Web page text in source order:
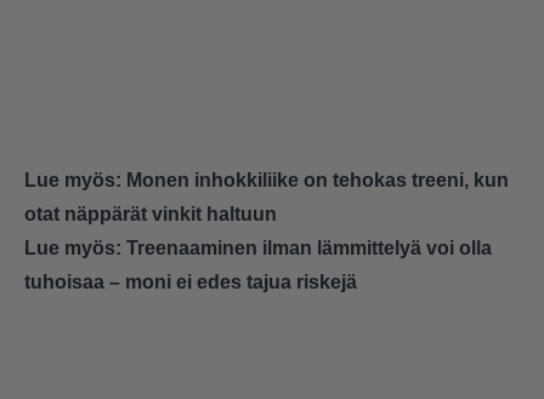
Lue myös: Monen inhokkiliike on tehokas treeni, kun
otat näppärät vinkit haltuun
Lue myös: Treenaaminen ilman lämmittelyä voi olla
tuhoisaa – moni ei edes tajua riskejä